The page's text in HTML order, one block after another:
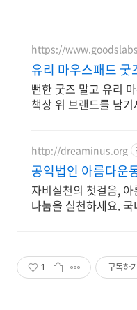
https://
유리 마우스패드 굿
뻔한 굿즈 말고 유리
책상 위 브랜드를 남
http://dreaminus.org
공익법인 아름다운
교조계종 설립 모금
자비실천의 첫걸음,
나눔을 실천하세요.
1 구독하기